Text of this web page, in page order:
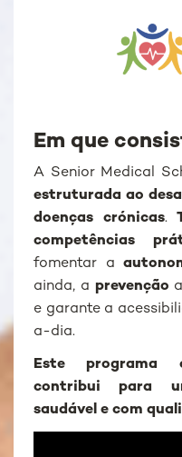
Em que
A Senior Medical
estruturada ao
doenças crónicas.
competências
fomentar a
ainda, a prevenção
e garante a
a-dia.
Este programa
contribui para
saudável e com